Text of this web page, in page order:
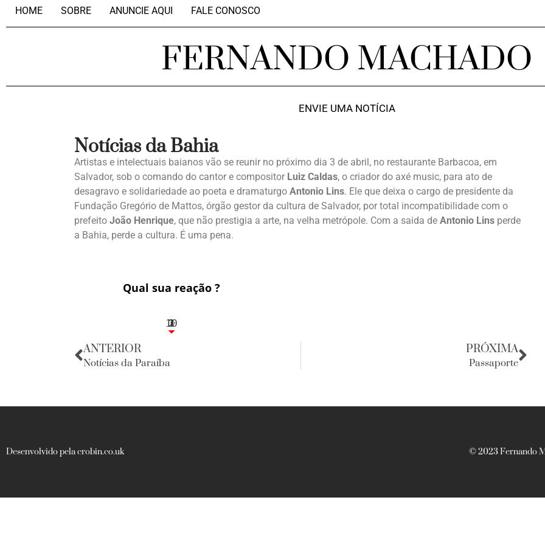
HOME SOBRE ANUNCIE AQUI FALE CONOSCO
FERNANDO MACHADO
ENVIE UMA NOTÍCIA
Notícias da Bahia
Artistas e intelectuais baianos vão se reunir no próximo dia 3 de abril, no restaurante Barbacoa, em
Salvador, sob o comando do cantor e compositor Luiz Caldas, o criador do axé music, para ato de
desagravo e solidariedade ao poeta e dramaturgo Antonio Lins. Ele que deixa o cargo de presidente da
Fundação Gregório de Mattos, órgão gestor da cultura de Salvador, por total incompatibilidade com o
prefeito João Henrique, que não prestigia a arte, na velha metrópole. Com a saida de Antonio Lins perde
a Bahia, perde a cultura. É uma pena.
Qual sua reação ?
3
1
1
2
10
ANTERIOR
Notícias da Paraíba
PRÓXIMA
Passaporte
Desenvolvido pela crobin.co.uk © 2023 Fernando